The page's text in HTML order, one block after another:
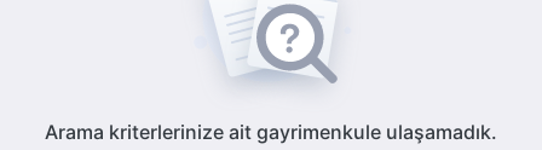
Arama kriterlerinize ait gayrimenkule ulaşamadık.